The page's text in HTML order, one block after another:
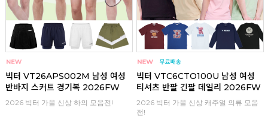
빅터 VT26APS002M 남성 여성
반바지 스커트 경기복 2026FW
2026 빅터 가을 신상 하의 모음전!
빅터 VTC6CTO100U 남성 여성
티셔츠 반팔 긴팔 데일리 2026FW
2026 빅터 가을 신상 캐주얼 의류 모음
전!